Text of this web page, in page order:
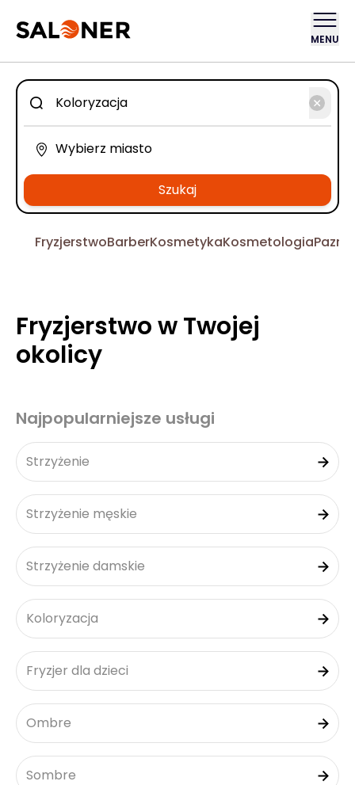
MENU
Szukaj
FryzjerstwoBarberKosmetykaKosmetologia
Fryzjerstwo w Twojej
okolicy
Najpopularniejsze usługi
Strzyżenie
Strzyżenie męskie
Strzyżenie damskie
Koloryzacja
Fryzjer dla dzieci
Ombre
Sombre